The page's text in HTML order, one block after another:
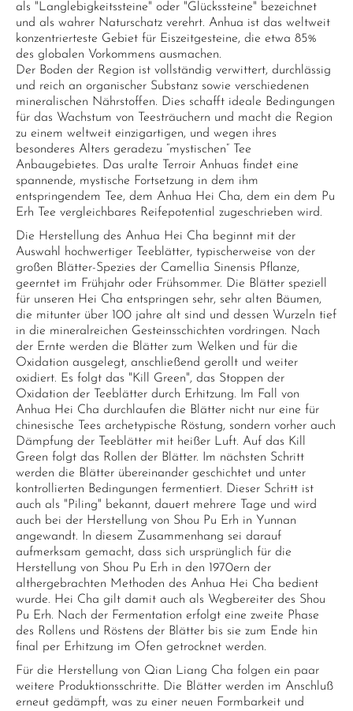
als "Langlebigkeitssteine" oder "Glückssteine" bezeichnet
und als wahrer Naturschatz verehrt. Anhua ist das weltweit
konzentrierteste Gebiet für Eiszeitgesteine, die etwa 85%
des globalen Vorkommens ausmachen.
Der Boden der Region ist vollständig verwittert, durchlässig
und reich an organischer Substanz sowie verschiedenen
mineralischen Nährstoffen. Dies schafft ideale Bedingungen
für das Wachstum von Teesträuchern und macht die Region
zu einem weltweit einzigartigen, und wegen ihres
besonderes Alters geradezu “mystischen” Tee
Anbaugebietes. Das uralte Terroir Anhuas findet eine
spannende, mystische Fortsetzung in dem ihm
entspringendem Tee, dem Anhua Hei Cha, dem ein dem Pu
Erh Tee vergleichbares Reifepotential zugeschrieben wird.
Die Herstellung des Anhua Hei Cha beginnt mit der
Auswahl hochwertiger Teeblätter, typischerweise von der
großen Blätter-Spezies der Camellia Sinensis Pflanze,
geerntet im Frühjahr oder Frühsommer. Die Blätter speziell
für unseren Hei Cha entspringen sehr, sehr alten Bäumen,
die mitunter über 100 jahre alt sind und dessen Wurzeln tief
in die mineralreichen Gesteinsschichten vordringen. Nach
der Ernte werden die Blätter zum Welken und für die
Oxidation ausgelegt, anschließend gerollt und weiter
oxidiert. Es folgt das "Kill Green", das Stoppen der
Oxidation der Teeblätter durch Erhitzung. Im Fall von
Anhua Hei Cha durchlaufen die Blätter nicht nur eine für
chinesische Tees archetypische Röstung, sondern vorher auch
Dämpfung der Teeblätter mit heißer Luft. Auf das Kill
Green folgt das Rollen der Blätter. Im nächsten Schritt
werden die Blätter übereinander geschichtet und unter
kontrollierten Bedingungen fermentiert. Dieser Schritt ist
auch als "Piling" bekannt, dauert mehrere Tage und wird
auch bei der Herstellung von Shou Pu Erh in Yunnan
angewandt. In diesem Zusammenhang sei darauf
aufmerksam gemacht, dass sich ursprünglich für die
Herstellung von Shou Pu Erh in den 1970ern der
althergebrachten Methoden des Anhua Hei Cha bedient
wurde. Hei Cha gilt damit auch als Wegbereiter des Shou
Pu Erh. Nach der Fermentation erfolgt eine zweite Phase
des Rollens und Röstens der Blätter bis sie zum Ende hin
final per Erhitzung im Ofen getrocknet werden.
Für die Herstellung von Qian Liang Cha folgen ein paar
weitere Produktionsschritte. Die Blätter werden im Anschluß
erneut gedämpft, was zu einer neuen Formbarkeit und